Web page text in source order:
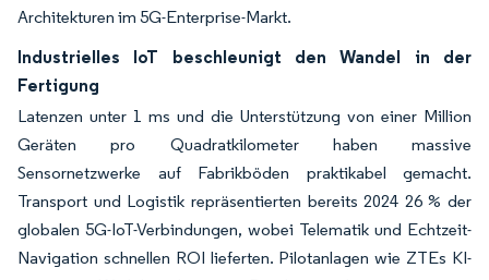
Architekturen im 5G-Enterprise-Markt.
Industrielles IoT beschleunigt den Wandel in der
Fertigung
Latenzen unter 1 ms und die Unterstützung von einer Million
Geräten pro Quadratkilometer haben massive
Sensornetzwerke auf Fabrikböden praktikabel gemacht.
Transport und Logistik repräsentierten bereits 2024 26 % der
globalen 5G-IoT-Verbindungen, wobei Telematik und Echtzeit-
Navigation schnellen ROI lieferten. Pilotanlagen wie ZTEs KI-